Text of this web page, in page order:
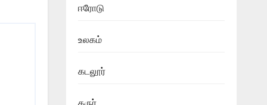
ஈரோடு
உலகம்
கடலூர்
கருர்